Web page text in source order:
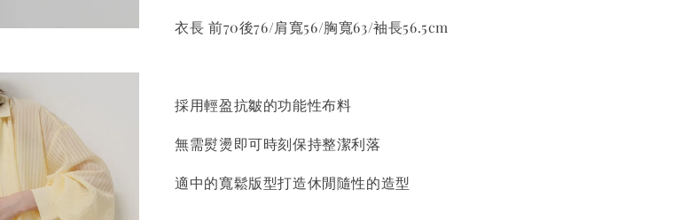
衣長 前70後76/肩寬56/胸寬63/袖長56.5cm
採用輕盈抗皺的功能性布料
無需熨燙即可時刻保持整潔利落
適中的寬鬆版型打造休閒隨性的造型